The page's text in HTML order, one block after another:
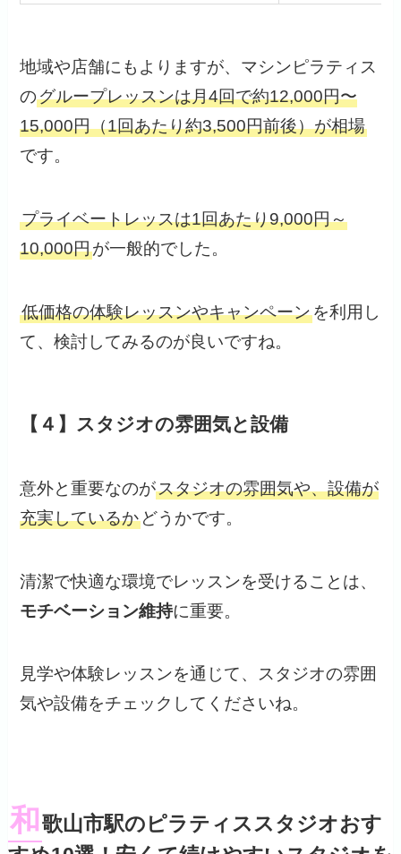
地域や店舗にもよりますが、マシンピラティス
のグループレッスンは月4回で約12,000円〜
15,000円（1回あたり約3,500円前後）が相場
です。
プライベートレッスは1回あたり9,000円～
10,000円が一般的でした。
低価格の体験レッスンやキャンペーンを利用し
て、検討してみるのが良いですね。
【４】スタジオの雰囲気と設備
意外と重要なのがスタジオの雰囲気や、設備が
充実しているか どうかです。
清潔で快適な環境でレッスンを受けることは、
モチベーション維持に重要。
見学や体験レッスンを通じて、スタジオの雰囲
気や設備をチェックしてくださいね。
和歌山市駅のピラティススタジオおす